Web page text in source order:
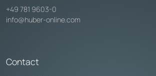
+49 781 9603-0
info@huber-online.com
Contact